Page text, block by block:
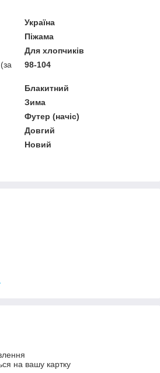
Україна
Піжама
Для хлопчиків
98-104
Блакитний
Зима
Футер (начіс)
Довгий
Новий
на вашу картку